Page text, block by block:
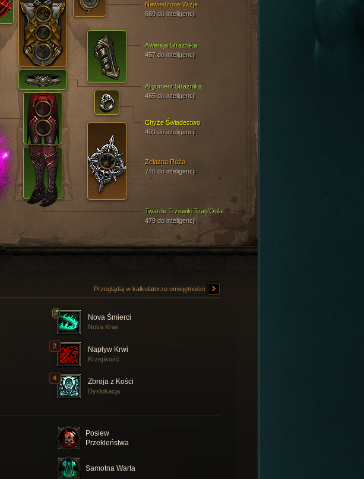
Twarde Trzewiki Trag'Oula
479 do inteligencji
Awersja Strażnika
457 do inteligencji
Żelazna Róża
748 do inteligencji
Argument Strażnika
465 do inteligencji
Chyże Świadectwo
409 do inteligencji
Nawiedzone Wizje
689 do inteligencji
Przeglądaj w kalkulatorze umiejętności
Nova Śmierci
Nova Krwi
Napływ Krwi
Krzepkość
Zbroja z Kości
Dyslokacja
Posiew
Przekleństwa
Samotna Warta